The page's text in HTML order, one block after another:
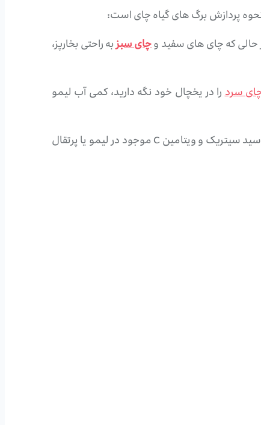
پردازش برگ های گیاه چای است:
حالی که چای های سفید وچای سبزبه راحتی بخارپز،
سردرا در یخچال خود نگه دارید، کمی آب لیمو
توصیه می کند که اسید سیتریک و ویتامین C موجود در لیمو یا پرتقال